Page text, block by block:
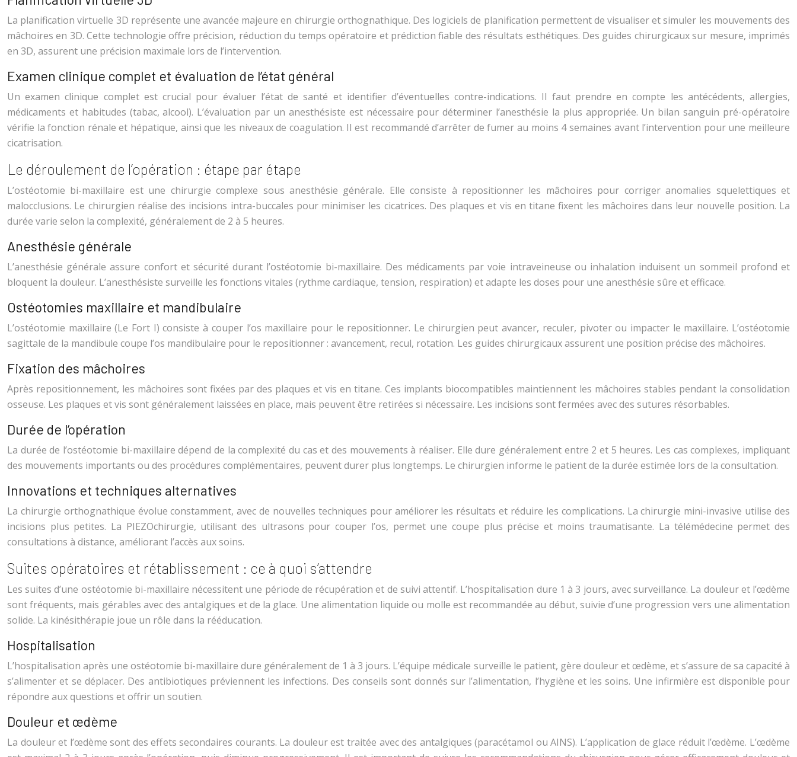
La planification virtuelle 3D représente une avancée majeure en chirurgie orthognathique. Des logiciels de planification permettent de visualiser et simuler les mouvements des
mâchoires en 3D. Cette technologie offre précision, réduction du temps opératoire et prédiction fiable des résultats esthétiques. Des guides chirurgicaux sur mesure, imprimés
en 3D, assurent une précision maximale lors de l’intervention.
Examen clinique complet et évaluation de l’état général
Un examen clinique complet est crucial pour évaluer l’état de santé et identifier d’éventuelles contre-indications. Il faut prendre en compte les antécédents, allergies,
médicaments et habitudes (tabac, alcool). L’évaluation par un anesthésiste est nécessaire pour déterminer l’anesthésie la plus appropriée. Un bilan sanguin pré-opératoire
vérifie la fonction rénale et hépatique, ainsi que les niveaux de coagulation. Il est recommandé d’arrêter de fumer au moins 4 semaines avant l’intervention pour une meilleure
cicatrisation.
Le déroulement de l’opération : étape par étape
L’ostéotomie bi-maxillaire est une chirurgie complexe sous anesthésie générale. Elle consiste à repositionner les mâchoires pour corriger anomalies squelettiques et
malocclusions. Le chirurgien réalise des incisions intra-buccales pour minimiser les cicatrices. Des plaques et vis en titane fixent les mâchoires dans leur nouvelle position. La
durée varie selon la complexité, généralement de 2 à 5 heures.
Anesthésie générale
L’anesthésie générale assure confort et sécurité durant l’ostéotomie bi-maxillaire. Des médicaments par voie intraveineuse ou inhalation induisent un sommeil profond et
bloquent la douleur. L’anesthésiste surveille les fonctions vitales (rythme cardiaque, tension, respiration) et adapte les doses pour une anesthésie sûre et efficace.
Ostéotomies maxillaire et mandibulaire
L’ostéotomie maxillaire (Le Fort I) consiste à couper l’os maxillaire pour le repositionner. Le chirurgien peut avancer, reculer, pivoter ou impacter le maxillaire. L’ostéotomie
sagittale de la mandibule coupe l’os mandibulaire pour le repositionner : avancement, recul, rotation. Les guides chirurgicaux assurent une position précise des mâchoires.
Fixation des mâchoires
Après repositionnement, les mâchoires sont fixées par des plaques et vis en titane. Ces implants biocompatibles maintiennent les mâchoires stables pendant la consolidation
osseuse. Les plaques et vis sont généralement laissées en place, mais peuvent être retirées si nécessaire. Les incisions sont fermées avec des sutures résorbables.
Durée de l’opération
La durée de l’ostéotomie bi-maxillaire dépend de la complexité du cas et des mouvements à réaliser. Elle dure généralement entre 2 et 5 heures. Les cas complexes, impliquant
des mouvements importants ou des procédures complémentaires, peuvent durer plus longtemps. Le chirurgien informe le patient de la durée estimée lors de la consultation.
Innovations et techniques alternatives
La chirurgie orthognathique évolue constamment, avec de nouvelles techniques pour améliorer les résultats et réduire les complications. La chirurgie mini-invasive utilise des
incisions plus petites. La PIEZOchirurgie, utilisant des ultrasons pour couper l’os, permet une coupe plus précise et moins traumatisante. La télémédecine permet des
consultations à distance, améliorant l’accès aux soins.
Suites opératoires et rétablissement : ce à quoi s’attendre
Les suites d’une ostéotomie bi-maxillaire nécessitent une période de récupération et de suivi attentif. L’hospitalisation dure 1 à 3 jours, avec surveillance. La douleur et l’œdème
sont fréquents, mais gérables avec des antalgiques et de la glace. Une alimentation liquide ou molle est recommandée au début, suivie d’une progression vers une alimentation
solide. La kinésithérapie joue un rôle dans la rééducation.
Hospitalisation
L’hospitalisation après une ostéotomie bi-maxillaire dure généralement de 1 à 3 jours. L’équipe médicale surveille le patient, gère douleur et œdème, et s’assure de sa capacité à
s’alimenter et se déplacer. Des antibiotiques préviennent les infections. Des conseils sont donnés sur l’alimentation, l’hygiène et les soins. Une infirmière est disponible pour
répondre aux questions et offrir un soutien.
Douleur et œdème
La douleur et l’œdème sont des effets secondaires courants. La douleur est traitée avec des antalgiques (paracétamol ou AINS). L’application de glace réduit l’œdème. L’œdème